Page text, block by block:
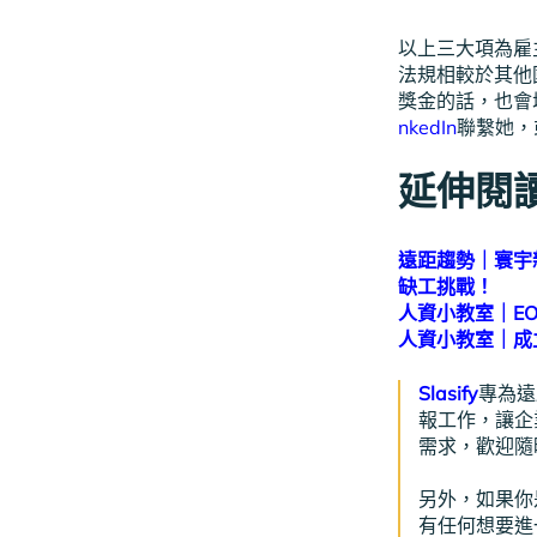
以上三大項為
法規相較於其
獎金的話，也
nkedIn聯繫她
延伸閱
遠距趨勢｜寰
缺工挑戰！
人資小教室｜
人資小教室｜
Slasify專為
報工作，讓
需求，歡迎
另外，如果
有任何想要